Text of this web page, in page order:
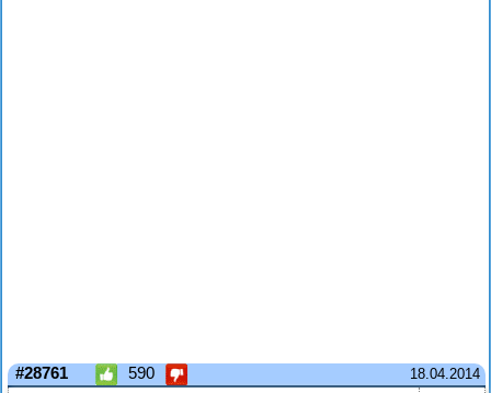
18.04.2014
#28761 590